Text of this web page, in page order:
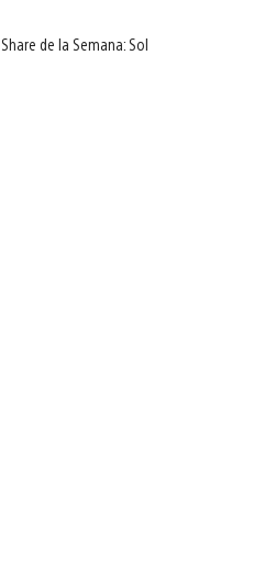
Share de la Semana: Sol